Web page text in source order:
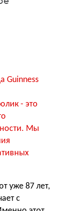
Guinness
- это
Мы
уже 87 лет,
с